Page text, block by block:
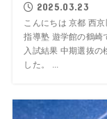
2025.03.23
こんにちは 京都 西
指導塾 遊学館の鶴
入試結果 中期選抜の
した。 ...